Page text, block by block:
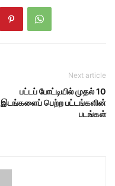
Next article
பட்டப் போட்டியில் முதல் 10
இடங்களைப் பெற்ற பட்டங்களின்
படங்கள்